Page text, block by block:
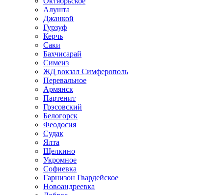
Алушта
Джанкой
Гурзуф
Керчь
Саки
Бахчисарай
Симеиз
ЖД вокзал Симферополь
Перевальное
Армянск
Партенит
Грэсовский
Белогорск
Феодосия
Судак
Ялта
Щелкино
Укромное
Софиевка
Гарнизон Гвардейское
Новоандреевка